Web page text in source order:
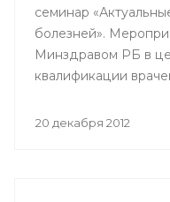
семинар
болезней».
Минздравом РБ в
квалификации
врачей станций
20 декабря 2012